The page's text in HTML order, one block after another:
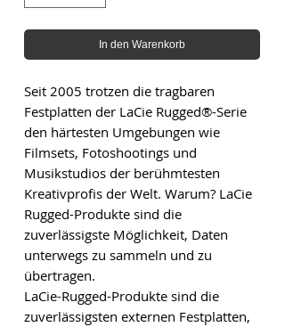
In den Warenkorb
Seit 2005 trotzen die tragbaren
Festplatten der LaCie Rugged®-Serie
den härtesten Umgebungen wie
Filmsets, Fotoshootings und
Musikstudios der berühmtesten
Kreativprofis der Welt. Warum? LaCie
Rugged-Produkte sind die
zuverlässigste Möglichkeit, Daten
unterwegs zu sammeln und zu
übertragen.
LaCie-Rugged-Produkte sind die
zuverlässigsten externen Festplatten,